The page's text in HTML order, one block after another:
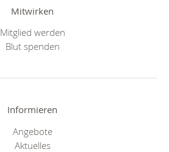
Mitwirken
Mitglied werden
Blut spenden
Informieren
Angebote
Aktuelles